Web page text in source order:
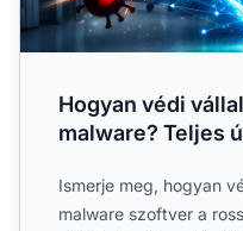
Hogyan védi
malware? Teljes
Ismerje meg, hogyan
malware szoftver a